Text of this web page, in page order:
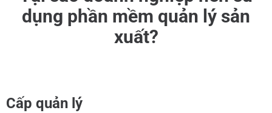
dụng phần mềm quản lý sản
xuất?
Cấp quản lý